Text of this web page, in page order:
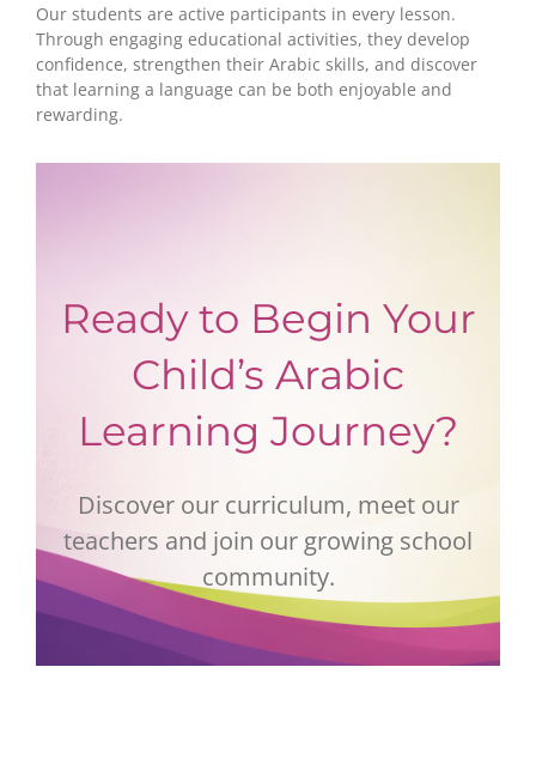
Our students are active participants in every lesson.
Through engaging educational activities, they develop
confidence, strengthen their Arabic skills, and discover
that learning a language can be both enjoyable and
rewarding.
Ready to Begin Your
Child’s Arabic
Learning Journey?
Discover our curriculum, meet our
teachers and join our growing school
community.